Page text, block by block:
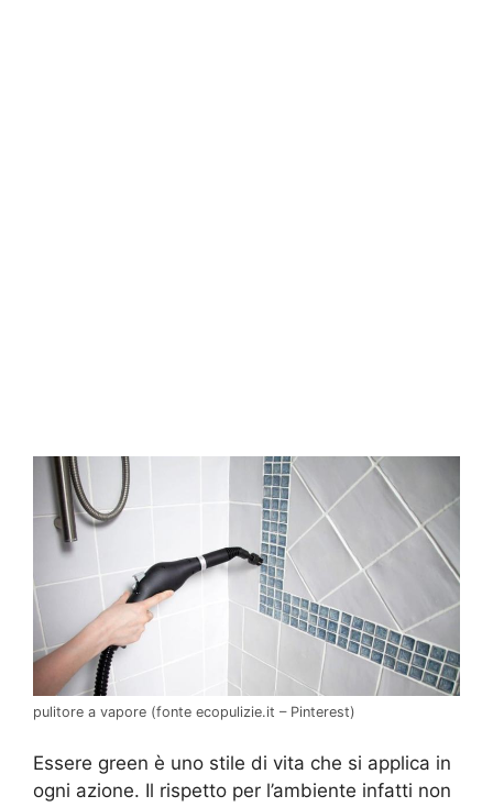
pulitore a vapore (fonte ecopulizie.it – Pinterest)
Essere green è uno stile di vita che si applica in
ogni azione. Il rispetto per l’ambiente infatti non